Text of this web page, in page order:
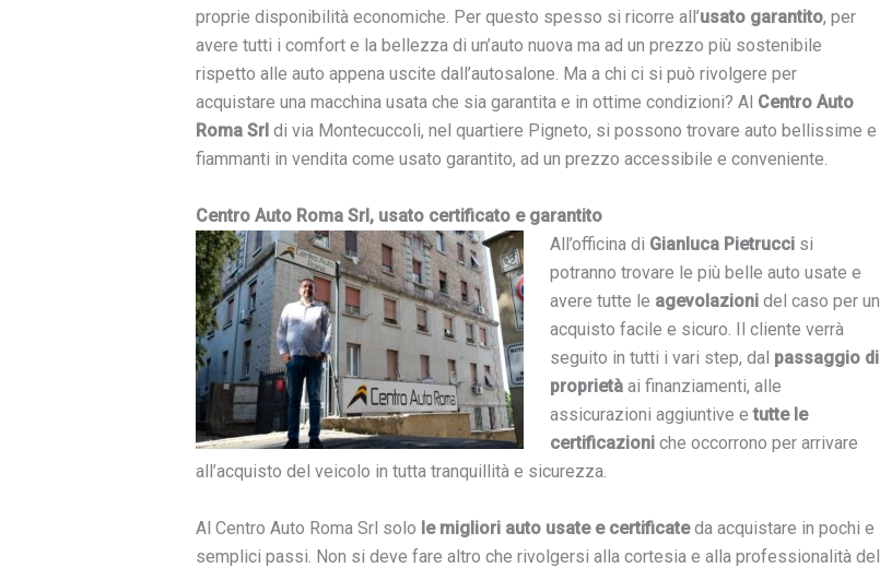
proprie disponibilità economiche. Per questo spesso si ricorre all’usato garantito, per
avere tutti i comfort e la bellezza di un’auto nuova ma ad un prezzo più sostenibile
rispetto alle auto appena uscite dall’autosalone. Ma a chi ci si può rivolgere per
acquistare una macchina usata che sia garantita e in ottime condizioni? Al Centro Auto
Roma Srl di via Montecuccoli, nel quartiere Pigneto, si possono trovare auto bellissime e
fiammanti in vendita come usato garantito, ad un prezzo accessibile e conveniente.
Centro Auto Roma Srl, usato certificato e garantito
All’officina di Gianluca Pietruccisi
potranno trovare le più belle auto usate e
avere tutte le agevolazionidel caso per un
acquisto facile e sicuro. Il cliente verrà
seguito in tutti i vari step, dal passaggio di
proprietàai finanziamenti, alle
assicurazioni aggiuntive etutte le
certificazioniche occorrono per arrivare
all’acquisto del veicolo in tutta tranquillità e sicurezza.
Al Centro Auto Roma Srl solo le migliori auto usate e certificateda acquistare in pochi e
semplici passi. Non si deve fare altro che rivolgersi alla cortesia e alla professionalità del